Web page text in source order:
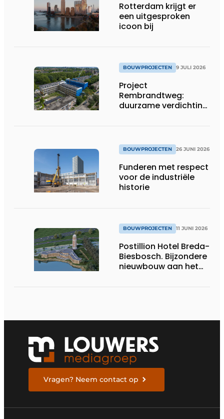
Rotterdam krijgt er
een uitgesproken
icoon bij
BOUWPROJECTEN 9 JULI 2026
Project
Rembrandtweg:
duurzame verdichting
BOUWPROJECTEN 26 JUNI 2026
Funderen met respect
voor de industriële
historie
BOUWPROJECTEN 11 JUNI 2026
Postillion Hotel Breda-
Biesbosch. Bijzondere
nieuwbouw aan het
Vragen? Neem contact op